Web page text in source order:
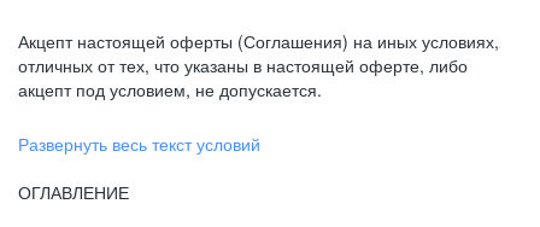
Акцепт настоящей оферты (Соглашения) на иных условиях,
отличных от тех, что указаны в настоящей оферте, либо
акцепт под условием, не допускается.
Развернуть весь текст условий
ОГЛАВЛЕНИЕ